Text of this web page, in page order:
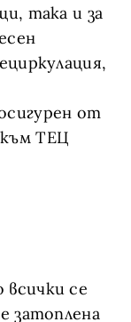
така и за
от
ТЕЦ
се
затоплена